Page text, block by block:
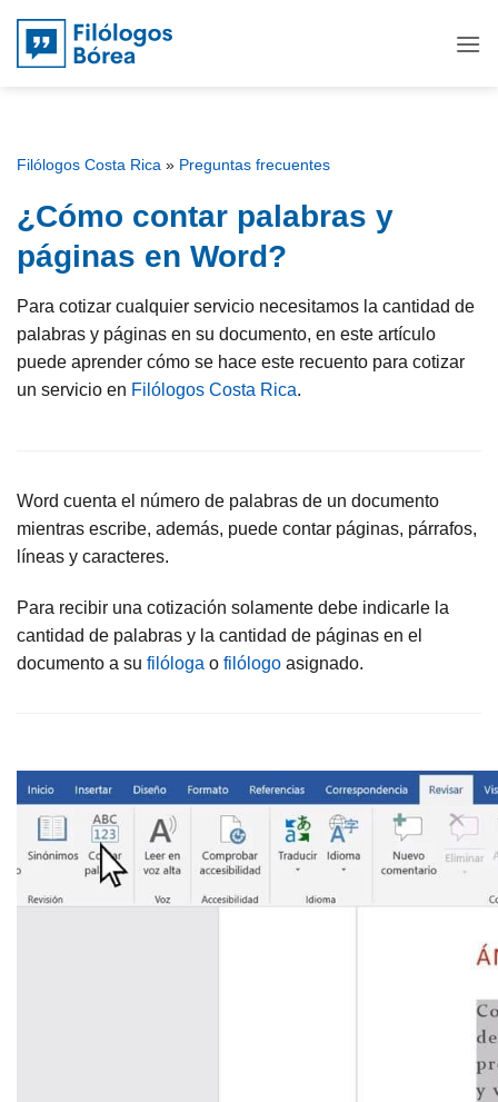
contenido
Filólogos Costa Rica » Preguntas frecuentes
¿Cómo contar palabras y
páginas en Word?
Para cotizar cualquier servicio necesitamos la cantidad de
palabras y páginas en su documento, en este artículo
puede aprender cómo se hace este recuento para cotizar
un servicio en Filólogos Costa Rica.
Word cuenta el número de palabras de un documento
mientras escribe, además, puede contar páginas, párrafos,
líneas y caracteres.
Para recibir una cotización solamente debe indicarle la
cantidad de palabras y la cantidad de páginas en el
documento a su filóloga o filólogo asignado.